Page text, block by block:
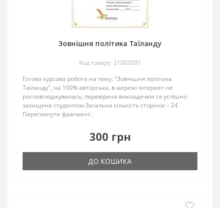
Зовнішня політика Таїланду
Код товару: 21002001
Готова курсова робота на тему: "Зовнішня політика
Таїланду", на 100% авторська, в мережі інтернет не
росповсюджувалась, перевірена викладачем та успішно
захищена студентом.Загальна кількість сторінок – 24
Переглянути фрагмент..
300 грн
ДО КОШИКА